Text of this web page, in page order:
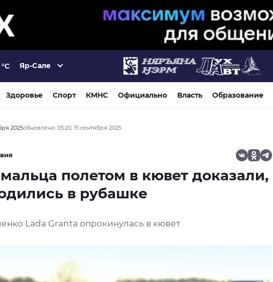
°C Яр-Сале
Здоровье Спорт КМНС Официально Власть Образование
2025обновлено: 05:20, 15 сентября 2025
полетом в кювет доказали,
в рубашке
Lada Granta опрокинулась в кювет